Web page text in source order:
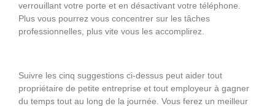
verrouillant votre porte et en désactivant votre téléphone.
Plus vous pourrez vous concentrer sur les tâches
professionnelles, plus vite vous les accomplirez.
Suivre les cinq suggestions ci-dessus peut aider tout
propriétaire de petite entreprise et tout employeur à gagner
du temps tout au long de la journée. Vous ferez un meilleur